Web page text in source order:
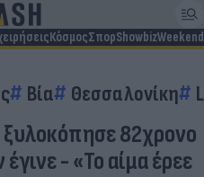
ΚόσμοςΣπορShowbizWeekend
Βία Θεσσαλονίκη
ξυλοκόπησε 82χρονο
- «Το αίμα έρεε